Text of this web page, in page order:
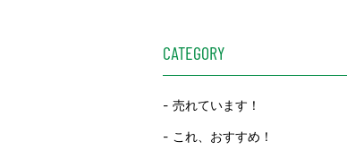
CATEGORY
売れています！
これ、おすすめ！